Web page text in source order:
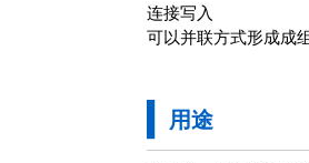
连接写入
可以并联方式形成成
用途